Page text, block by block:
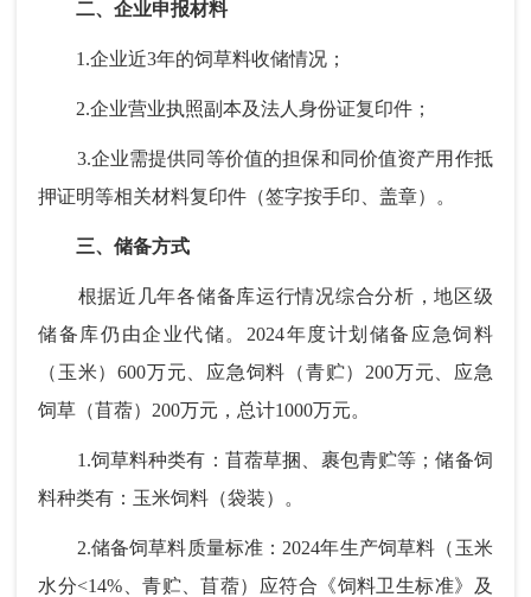
二、企业申报材料
1.企业近3年的饲草料收储情况；
2.企业营业执照副本及法人身份证复印件；
3.企业需提供同等价值的担保和同价值资产用作抵
押证明等相关材料复印件（签字按手印、盖章）。
三、储备方式
根据近几年各储备库运行情况综合分析，地区级
储备库仍由企业代储。2024年度计划储备应急饲料
（玉米）600万元、应急饲料（青贮）200万元、应急
饲草（苜蓿）200万元，总计1000万元。
1.饲草料种类有：苜蓿草捆、裹包青贮等；储备饲
料种类有：玉米饲料（袋装）。
2.储备饲草料质量标准：2024年生产饲草料（玉米
水分<14%、青贮、苜蓿）应符合《饲料卫生标准》及